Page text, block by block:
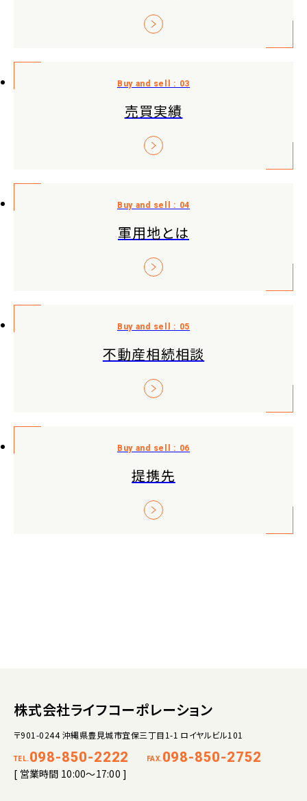
売買実績
軍用地とは
不動産相続相談
提携先
株式会社ライフコーポレーション
〒901-0244 沖縄県豊見城市宜保三丁目1-1 ロイヤルビル101
TEL. 098-850-2222 FAX. 098-850-2752
[ 営業時間 10:00～17:00 ]